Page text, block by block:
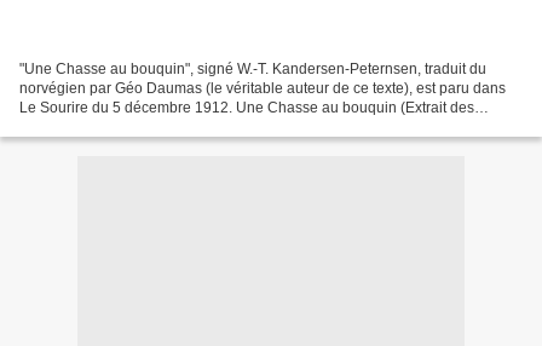
"Une Chasse au bouquin", signé W.-T. Kandersen-Peternsen, traduit du
norvégien par Géo Daumas (le véritable auteur de ce texte), est paru dans
Le Sourire du 5 décembre 1912. Une Chasse au bouquin (Extrait des